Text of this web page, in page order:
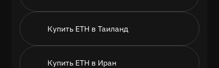
Купить ETH в Таиланд
Купить ETH в Иран